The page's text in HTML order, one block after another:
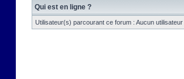
Qui est en ligne ?
Utilisateur(s) parcourant ce forum : Aucun